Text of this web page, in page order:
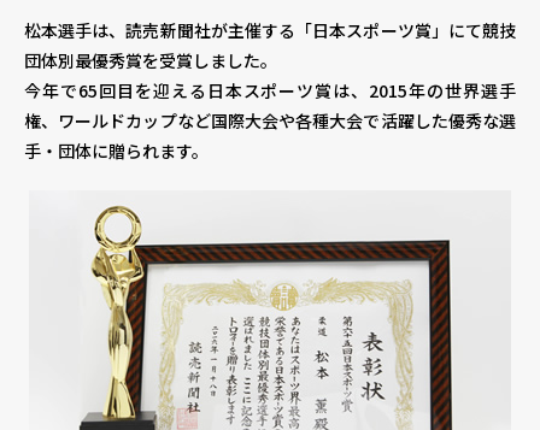
松本選手は、読売新聞社が主催する「日本スポーツ賞」にて競技
団体別最優秀賞を受賞しました。
今年で65回目を迎える日本スポーツ賞は、2015年の世界選手
権、ワールドカップなど国際大会や各種大会で活躍した優秀な選
手・団体に贈られます。